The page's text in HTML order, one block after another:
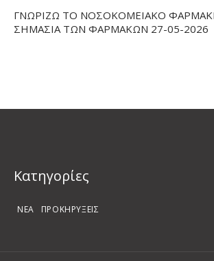
ΓΝΩΡΙΖΩ ΤΟ ΝΟΣΟΚΟΜΕΙΑΚΟ
ΣΗΜΑΣΙΑ ΤΩΝ ΦΑΡΜΑΚΩΝ 27-05-2026
Kατηγορίες
ΝΕΑ ΠΡΟΚΗΡΥΞΕΙΣ